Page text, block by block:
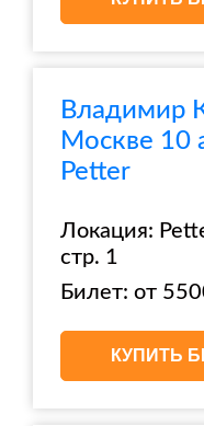
Владимир
Москве 10
Petter
Локация:
стр. 1
Билет: от
КУПИТЬ